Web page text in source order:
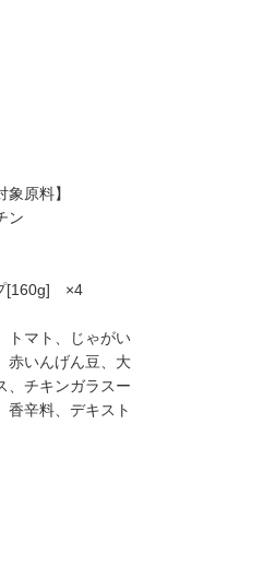
原料】
ン
[160g] ×4
トマト、じゃがい
赤いんげん豆、大
、チキンガラスー
香辛料、デキスト